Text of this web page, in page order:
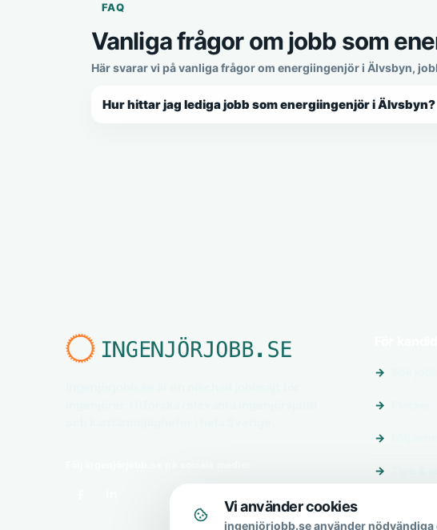
FAQ
Vanliga frågor om jobb som
Här svarar vi på vanliga frågor om energiingenjör i Älvsbyn,
Hur hittar jag lediga jobb som energiingenjör i Älvsbyn?
Vi använder cookies
ingenjörjobb.se använder